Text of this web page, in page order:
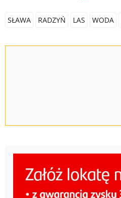
SŁAWA RADZYŃ LAS WODA